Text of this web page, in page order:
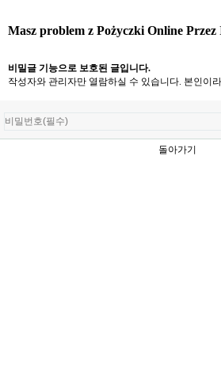
Masz problem z Pożyczki Online Przez
비밀글 기능으로 보호된 글입니다.
작성자와 관리자만 열람하실 수 있습니다. 본인이
돌아가기